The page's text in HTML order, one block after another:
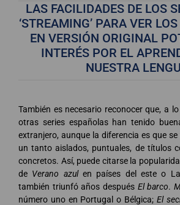
LAS FACILIDADES DE LOS
‘STREAMING’ PARA VER
EN VERSIÓN ORIGINAL
INTERÉS POR EL
NUESTRA
También es necesario reconocer que, a
otras series españolas han tenido
extranjero, aunque la diferencia es que
un tanto aislados, puntuales, de títulos
concretos. Así, puede citarse la
de Verano azulen países del este o
también triunfó años después El barco.
número uno en Portugal o Bélgica; El